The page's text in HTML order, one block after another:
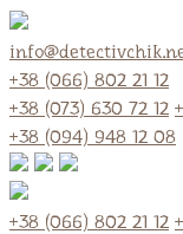
+38 (066) 802 21 12
+38 (073) 630 72 12
+38 (094) 948 12 08
+38 (066) 802 21 12